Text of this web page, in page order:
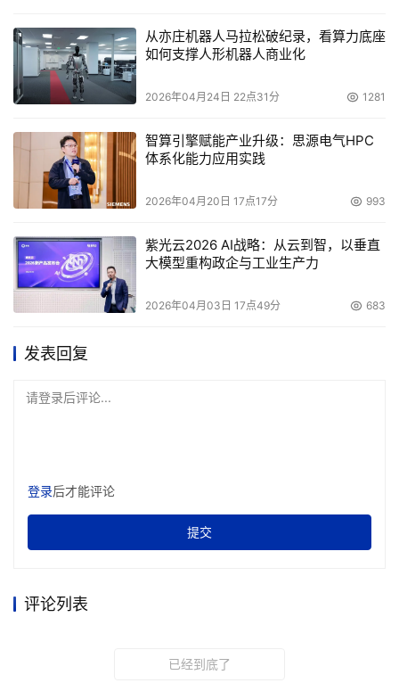
从亦庄机器人马拉松破纪录，看算力底座
如何支撑人形机器人商业化
2026年04月24日 22点31分 1281
智算引擎赋能产业升级：思源电气HPC
体系化能力应用实践
2026年04月20日 17点17分 993
紫光云2026 AI战略：从云到智，以垂直
大模型重构政企与工业生产力
2026年04月03日 17点49分 683
发表回复
请登录后评论...
登录后才能评论
提交
评论列表
已经到底了